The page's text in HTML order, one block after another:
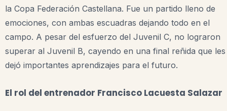
la Copa Federación Castellana. Fue un partido lleno de
emociones, con ambas escuadras dejando todo en el
campo. A pesar del esfuerzo del Juvenil C, no lograron
superar al Juvenil B, cayendo en una final reñida que les
dejó importantes aprendizajes para el futuro.
El rol del entrenador Francisco Lacuesta Salazar